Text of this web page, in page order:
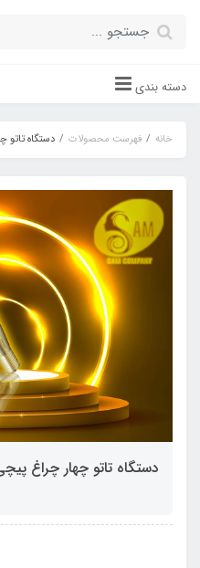
دسته بندی
خانه فهرست محصولات دستگاه تاتو
دستگاه تاتو چهار چراغ